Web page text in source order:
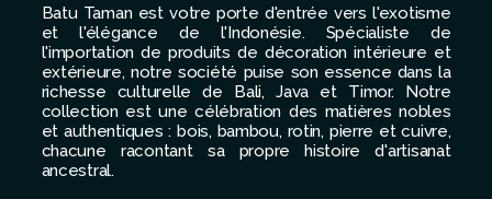
Batu Taman est votre porte d'entrée vers l'exotisme
et l'élégance de l'Indonésie. Spécialiste de
l'importation de produits de décoration intérieure et
extérieure, notre société puise son essence dans la
richesse culturelle de Bali, Java et Timor. Notre
collection est une célébration des matières nobles
et authentiques : bois, bambou, rotin, pierre et cuivre,
chacune racontant sa propre histoire d'artisanat
ancestral.